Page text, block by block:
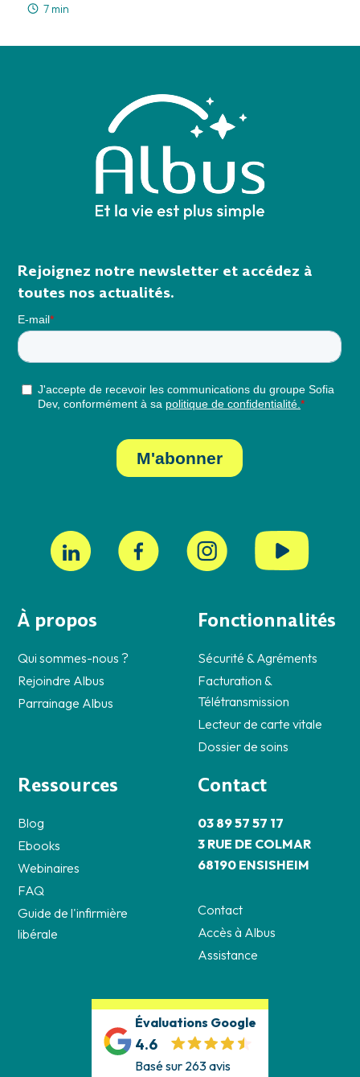
7 min
À propos
Qui sommes-nous ?
Rejoindre Albus
Parrainage Albus
Fonctionnalités
Sécurité & Agréments
Facturation &
Télétransmission
Lecteur de carte vitale
Dossier de soins
Ressources
Blog
Ebooks
Webinaires
FAQ
Guide de l'infirmière
libérale
Contact
03 89 57 57 17
3 RUE DE COLMAR
68190 ENSISHEIM
Contact
Accès à Albus
Assistance
Évaluations Google
4.6
Basé sur 263 avis
Rejoignez notre newsletter et accédez à
toutes nos actualités.